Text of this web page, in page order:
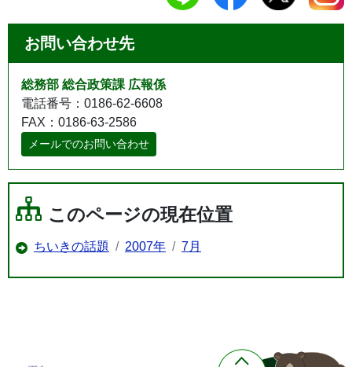
お問い合わせ先
総務部 総合政策課 広報係
電話番号：0186-62-6608
FAX：0186-63-2586
メールでのお問い合わせ
このページの現在位置
ちいきの話題 2007年 7月